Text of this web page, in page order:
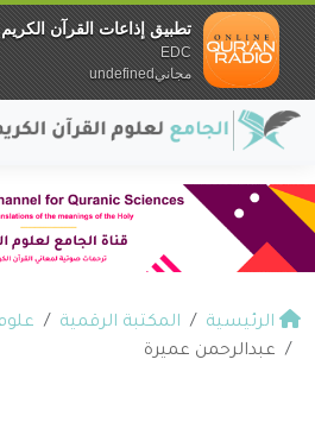
الرئيسية المكتبة الرقمية
عبدالرحمن عميرة
تطبيق إذاعات القرآن الكريم
EDC
مجانيundefined